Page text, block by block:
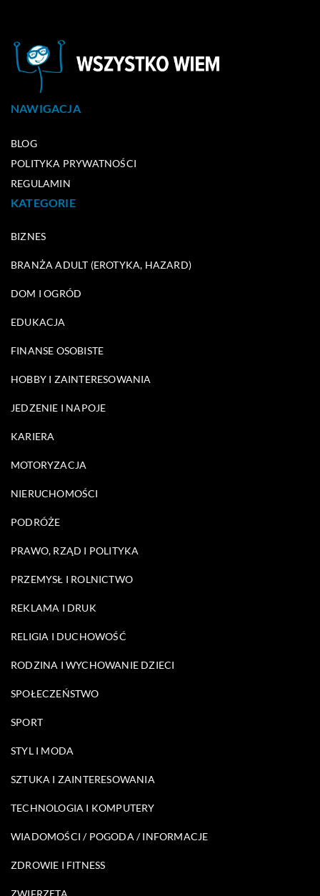
NAWIGACJA
BLOG
POLITYKA PRYWATNOŚCI
REGULAMIN
KATEGORIE
BIZNES
BRANŻA ADULT (EROTYKA, HAZARD)
DOM I OGRÓD
EDUKACJA
FINANSE OSOBISTE
HOBBY I ZAINTERESOWANIA
JEDZENIE I NAPOJE
KARIERA
MOTORYZACJA
NIERUCHOMOŚCI
PODRÓŻE
PRAWO, RZĄD I POLITYKA
PRZEMYSŁ I ROLNICTWO
REKLAMA I DRUK
RELIGIA I DUCHOWOŚĆ
RODZINA I WYCHOWANIE DZIECI
SPOŁECZEŃSTWO
SPORT
STYL I MODA
SZTUKA I ZAINTERESOWANIA
TECHNOLOGIA I KOMPUTERY
WIADOMOŚCI / POGODA / INFORMACJE
ZDROWIE I FITNESS
ZWIERZĘTA